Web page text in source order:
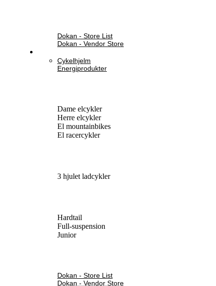
Dokan - Store List
Dokan - Vendor Store
Cykelhjelm
Energiprodukter
Dame elcykler
Herre elcykler
El mountainbikes
El racercykler
3 hjulet ladcykler
Hardtail
Full-suspension
Junior
Dokan - Store List
Dokan - Vendor Store